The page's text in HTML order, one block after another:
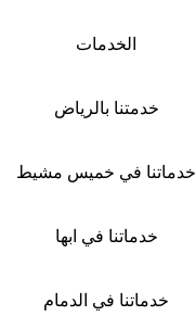
الخدمات
خدمتنا بالرياض
خدماتنا في خميس مشيط
خدماتنا في ابها
خدماتنا في الدمام